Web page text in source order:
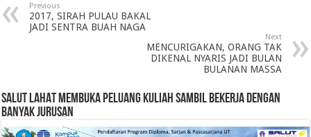
Previous
2017, SIRAH PULAU BAKAL
JADI SENTRA BUAH NAGA
Next
MENCURIGAKAN, ORANG TAK
DIKENAL NYARIS JADI BULAN
BULANAN MASSA
SALUT LAHAT MEMBUKA PELUANG KULIAH SAMBIL BEKERJA DENGAN
BANYAK JURUSAN